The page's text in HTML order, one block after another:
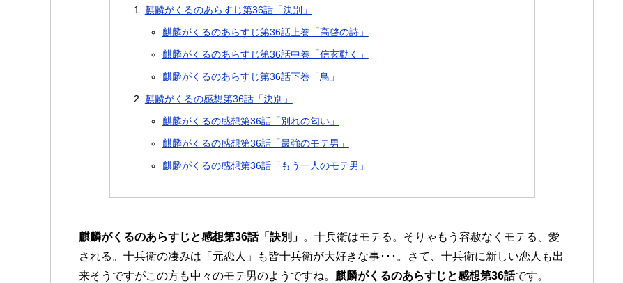
麒麟がくるのあらすじ第36話「決別」
麒麟がくるのあらすじ第36話上巻「高啓の詩」
麒麟がくるのあらすじ第36話中巻「信玄動く」
麒麟がくるのあらすじ第36話下巻「鳥」
麒麟がくるの感想第36話「決別」
麒麟がくるの感想第36話「別れの匂い」
麒麟がくるの感想第36話「最強のモテ男」
麒麟がくるの感想第36話「もう一人のモテ男」
麒麟がくるのあらすじと感想第36話「訣別」 。十兵衛はモテる。そりゃもう容赦なくモテる、愛
される。十兵衛の凄みは「元恋人」も皆十兵衛が大好きな事･･･。さて、十兵衛に新しい恋人も出
来そうですがこの方も中々のモテ男のようですね。
麒麟がくるのあらすじと感想第36話です。